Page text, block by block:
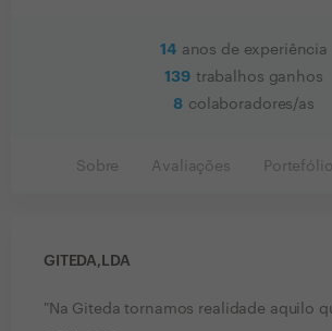
14 anos de experiência
139 trabalhos ganhos
8 colaboradores/as
Sobre Avaliações Portefólio
GITEDA,LDA
"Na Giteda tornamos realidade aquilo